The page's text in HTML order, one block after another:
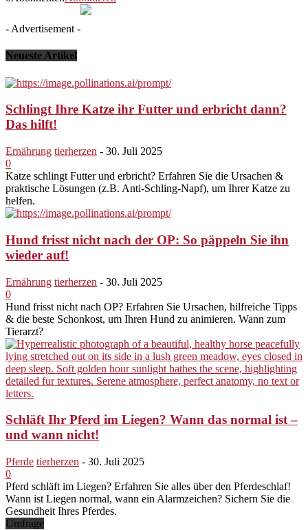
- Advertisement -
Neueste Artikel
Schlingt Ihre Katze ihr Futter und erbricht dann?
Das hilft!
Ernährung tierherzen - 30. Juli 2025
0
Katze schlingt Futter und erbricht? Erfahren Sie die Ursachen &
praktische Lösungen (z.B. Anti-Schling-Napf), um Ihrer Katze zu
helfen.
Hund frisst nicht nach der OP: So päppeln Sie ihn
wieder auf!
Ernährung tierherzen - 30. Juli 2025
0
Hund frisst nicht nach OP? Erfahren Sie Ursachen, hilfreiche Tipps
& die beste Schonkost, um Ihren Hund zu animieren. Wann zum
Tierarzt?
Schläft Ihr Pferd im Liegen? Wann das normal ist –
und wann nicht!
Pferde tierherzen - 30. Juli 2025
0
Pferd schläft im Liegen? Erfahren Sie alles über den Pferdeschlaf!
Wann ist Liegen normal, wann ein Alarmzeichen? Sichern Sie die
Gesundheit Ihres Pferdes.
Umfrage